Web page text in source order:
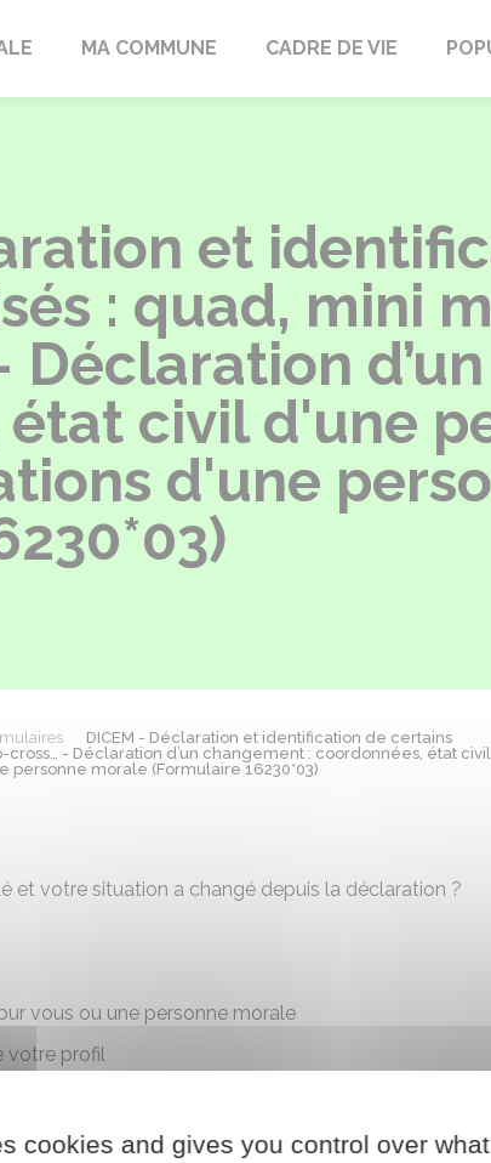
MA COMMUNE CADRE DE VIE
et
: quad, mini
civil d'une
d'une
DICEM - Déclaration et identification de certains
- Déclaration d’un changement : coordonnées, état civil
morale (Formulaire 16230*03)
et votre situation a changé depuis la déclaration ?
vous ou une personne morale
votre profil
cookies and gives you control over